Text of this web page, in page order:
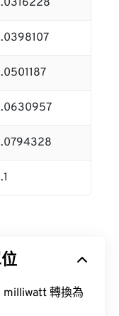
milliwatt 轉換為